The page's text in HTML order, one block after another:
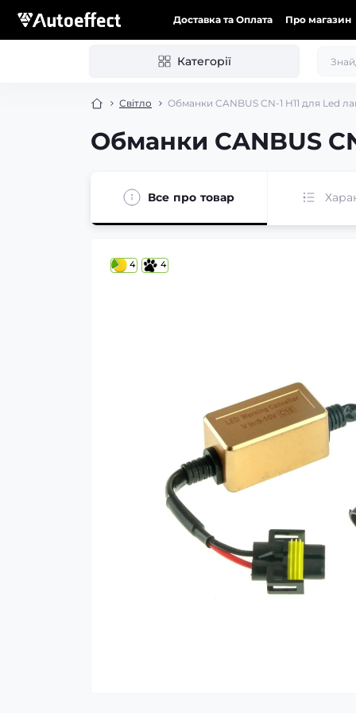
Доставка та Оплата Про магазин
Категорії
Світло Обманки CANBUS CN-1 H11 для Led
Обманки CANBUS
Все про товар
4 4